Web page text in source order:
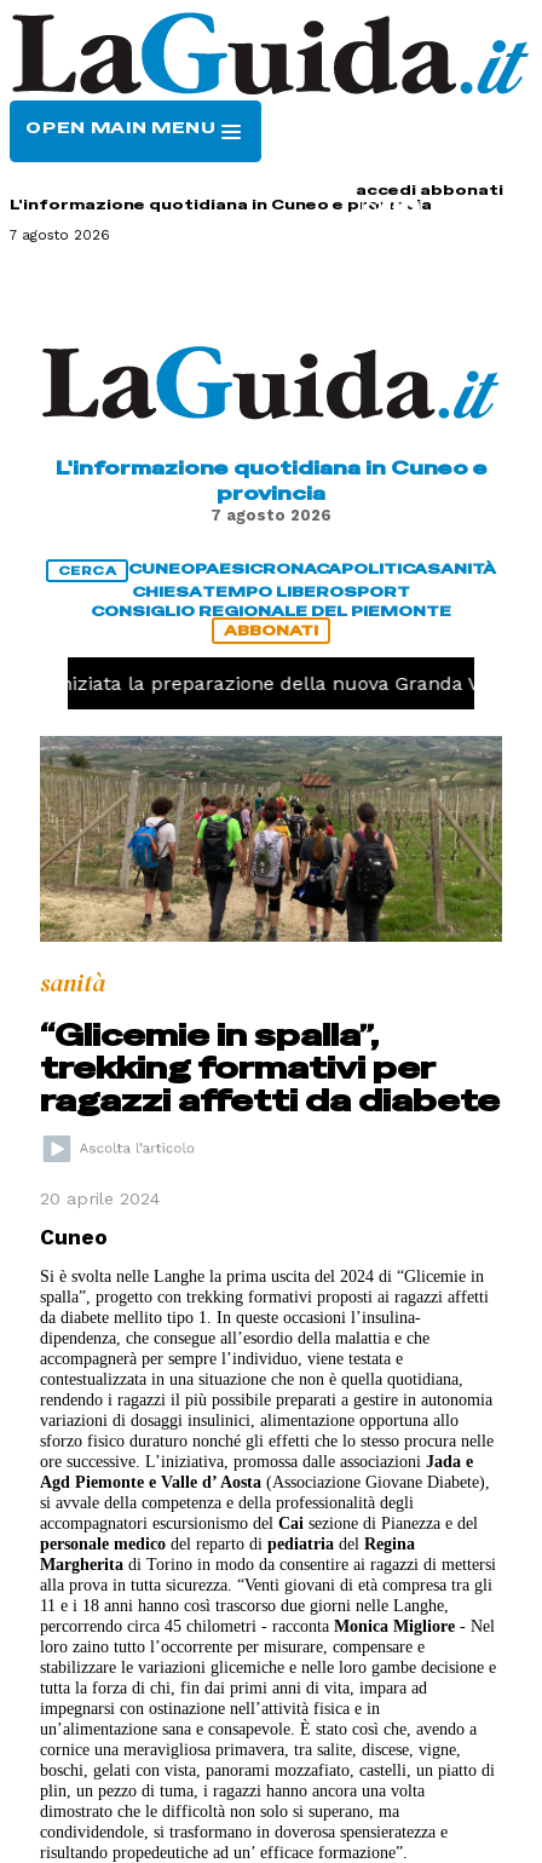
OPEN MAIN MENU
accedi abbonati
L'informazione quotidiana in Cuneo e provincia
7 agosto 2026
L'informazione quotidiana in Cuneo e
provincia
7 agosto 2026
CERCA CUNEOPAESICRONACAPOLITICASANITÀ
CHIESATEMPO LIBEROSPORT
CONSIGLIO REGIONALE DEL PIEMONTE
ABBONATI
iniziata la preparazione della nuova Granda Volley
sanità
“Glicemie in spalla”,
trekking formativi per
ragazzi affetti da diabete
20 aprile 2024
Cuneo
Si è svolta nelle Langhe la prima uscita del 2024 di “Glicemie in
spalla”, progetto con trekking formativi proposti ai ragazzi affetti
da diabete mellito tipo 1. In queste occasioni l’insulina-
dipendenza, che consegue all’esordio della malattia e che
accompagnerà per sempre l’individuo, viene testata e
contestualizzata in una situazione che non è quella quotidiana,
rendendo i ragazzi il più possibile preparati a gestire in autonomia
variazioni di dosaggi insulinici, alimentazione opportuna allo
sforzo fisico duraturo nonché gli effetti che lo stesso procura nelle
ore successive. L’iniziativa, promossa dalle associazioniJada e
Agd Piemonte e Valle d’ Aosta (Associazione Giovane Diabete),
si avvale della competenza e della professionalità degli
accompagnatori escursionismo del Cai sezione di Pianezza e del
personale medico del reparto dipediatria delRegina
Margherita di Torino in modo da consentire ai ragazzi di mettersi
alla prova in tutta sicurezza. “Venti giovani di età compresa tra gli
11 e i 18 anni hanno così trascorso due giorni nelle Langhe,
percorrendo circa 45 chilometri - raccontaMonica Migliore - Nel
loro zaino tutto l’occorrente per misurare, compensare e
stabilizzare le variazioni glicemiche e nelle loro gambe decisione e
tutta la forza di chi, fin dai primi anni di vita, impara ad
impegnarsi con ostinazione nell’attività fisica e in
un’alimentazione sana e consapevole. È stato così che, avendo a
cornice una meravigliosa primavera, tra salite, discese, vigne,
boschi, gelati con vista, panorami mozzafiato, castelli, un piatto di
plin, un pezzo di tuma, i ragazzi hanno ancora una volta
dimostrato che le difficoltà non solo si superano, ma
condividendole, si trasformano in doverosa spensieratezza e
risultando propedeutiche ad un’ efficace formazione”.